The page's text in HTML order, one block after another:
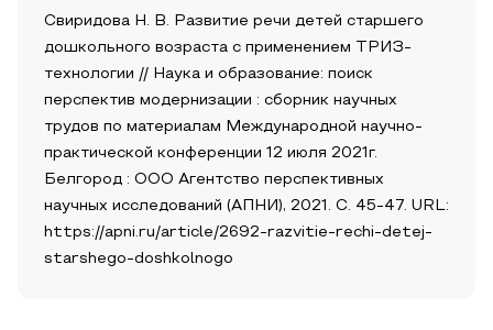
Свиридова Н. В. Развитие речи детей старшего
дошкольного возраста с применением ТРИЗ-
технологии // Наука и образование: поиск
перспектив модернизации : сборник научных
трудов по материалам Международной научно-
практической конференции 12 июля 2021г.
Белгород : ООО Агентство перспективных
научных исследований (АПНИ), 2021. С. 45-47. URL:
https://apni.ru/article/2692-razvitie-rechi-detej-
starshego-doshkolnogo